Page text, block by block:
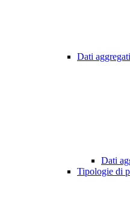
Dati
Dati
Tipologie di